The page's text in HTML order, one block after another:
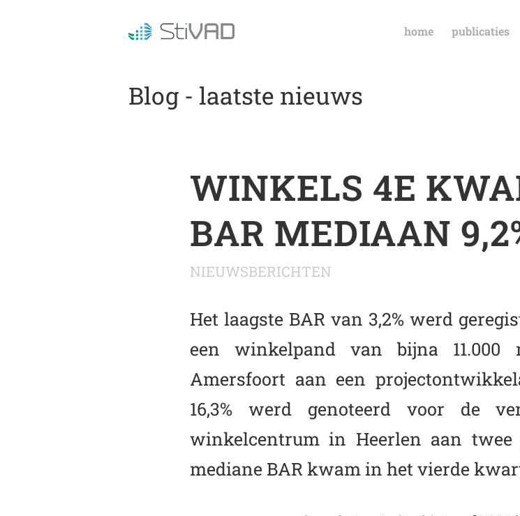
home publicaties
Blog - laatste nieuws
WINKELS 4E
BAR MEDIAAN
NIEUWSBERICHTEN
Het laagste BAR van 3,2% werd
een winkelpand van bijna
Amersfoort aan een
16,3% werd genoteerd voor de
winkelcentrum in Heerlen aan twee
mediane BAR kwam in het vierde